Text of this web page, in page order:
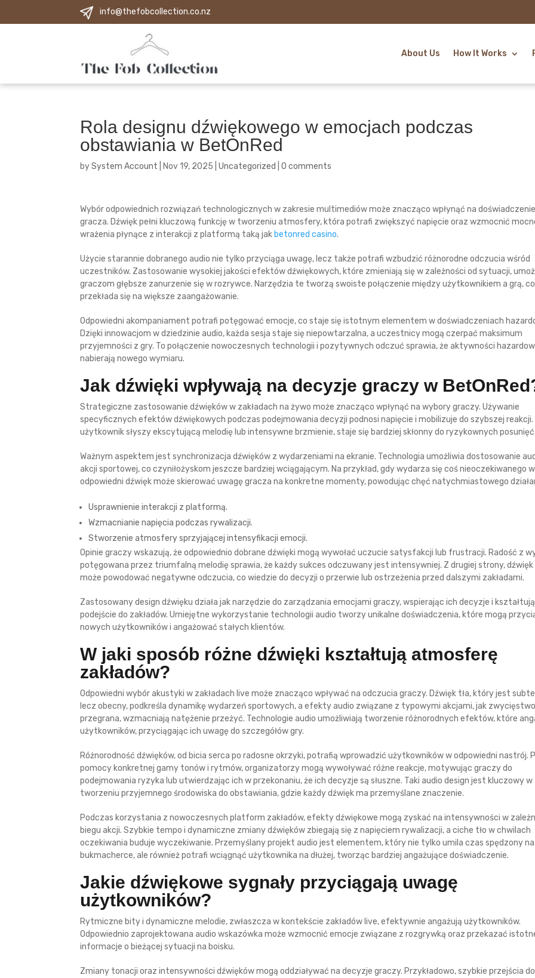
info@thefobcollection.co.nz
About Us How It Works
Rola designu dźwiękowego w emocjach podczas
obstawiania w BetOnRed
bySystem Account Nov 19, 2025 |Uncategorized |0 comments
Wybór odpowiednich rozwiązań technologicznych w zakresie multimediów może znacząco wpłynąć na doświadczenie
gracza. Dźwięk pełni kluczową funkcję w tworzeniu atmosfery, która potrafi zwiększyć napięcie oraz wzmocnić
wrażenia płynące z interakcji z platformą taką jak betonred casino.
Użycie starannie dobranego audio nie tylko przyciąga uwagę, lecz także potrafi wzbudzić różnorodne odczucia wśród
uczestników. Zastosowanie wysokiej jakości efektów dźwiękowych, które zmieniają się w zależności od sytuacji,
graczom głębsze zanurzenie się w rozrywce. Narzędzia te tworzą swoiste połączenie między użytkownikiem a grą, co
przekłada się na większe zaangażowanie.
Odpowiedni akompaniament potrafi potęgować emocje, co staje się istotnym elementem w doświadczeniach
Dzięki innowacjom w dziedzinie audio, każda sesja staje się niepowtarzalna, a uczestnicy mogą czerpać maksimum
przyjemności z gry. To połączenie nowoczesnych technologii i pozytywnych odczuć sprawia, że aktywności
nabierają nowego wymiaru.
Jak dźwięki wpływają na decyzje graczy w
Strategiczne zastosowanie dźwięków w zakładach na żywo może znacząco wpłynąć na wybory graczy. Używanie
specyficznych efektów dźwiękowych podczas podejmowania decyzji podnosi napięcie i mobilizuje do szybszej reakcji.
użytkownik słyszy ekscytującą melodię lub intensywne brzmienie, staje się bardziej skłonny do ryzykownych posunięć.
Ważnym aspektem jest synchronizacja dźwięków z wydarzeniami na ekranie. Technologia umożliwia dostosowanie
akcji sportowej, co czyniłożyskom jeszcze bardziej wciągającym. Na przykład, gdy wydarza się coś nieoczekiwanego
odpowiedni dźwięk może skierować uwagę gracza na konkretne momenty, powodując chęć natychmiastowego
Usprawnienie interakcji z platformą.
Wzmacnianie napięcia podczas rywalizacji.
Stworzenie atmosfery sprzyjającej intensyfikacji emocji.
Opinie graczy wskazują, że odpowiednio dobrane dźwięki mogą wywołać uczucie satysfakcji lub frustracji. Radość z
potęgowana przez triumfalną melodię sprawia, że każdy sukces odczuwany jest intensywniej. Z drugiej strony, dźwięk
może powodować negatywne odczucia, co wiedzie do decyzji o przerwie lub ostrzeżenia przed dalszymi zakładami.
Zastosowany design dźwięku działa jak narzędzie do zarządzania emocjami graczy, wspierając ich decyzje i
podejście do zakładów. Umiejętne wykorzystanie technologii audio tworzy unikalne doświadczenia, które mogą
nowych użytkowników i angażować stałych klientów.
W jaki sposób różne dźwięki kształtują atmosferę
zakładów?
Odpowiedni wybór akustyki w zakładach live może znacząco wpływać na odczucia graczy. Dźwięk tła, który jest
lecz obecny, podkreśla dynamikę wydarzeń sportowych, a efekty audio związane z typowymi akcjami, jak
przegrana, wzmacniają natężenie przeżyć. Technologie audio umożliwiają tworzenie różnorodnych efektów, które
użytkowników, przyciągając ich uwagę do szczegółów gry.
Różnorodność dźwięków, od bicia serca po radosne okrzyki, potrafią wprowadzić użytkowników w odpowiedni nastrój.
pomocy konkretnej gamy tonów i rytmów, organizatorzy mogą wywoływać różne reakcje, motywując graczy do
podejmowania ryzyka lub utwierdzając ich w przekonaniu, że ich decyzje są słuszne. Taki audio design jest kluczowy w
tworzeniu przyjemnego środowiska do obstawiania, gdzie każdy dźwięk ma przemyślane znaczenie.
Podczas korzystania z nowoczesnych platform zakładów, efekty dźwiękowe mogą zyskać na intensywności w
biegu akcji. Szybkie tempo i dynamiczne zmiany dźwięków zbiegają się z napięciem rywalizacji, a ciche tło w chwilach
oczekiwania buduje wyczekiwanie. Przemyślany projekt audio jest elementem, który nie tylko umila czas spędzony na
bukmacherce, ale również potrafi wciągnąć użytkownika na dłużej, tworząc bardziej angażujące doświadczenie.
Jakie dźwiękowe sygnały przyciągają uwagę
użytkowników?
Rytmiczne bity i dynamiczne melodie, zwłaszcza w kontekście zakładów live, efektywnie angażują użytkowników.
Odpowiednio zaprojektowana audio wskazówka może wzmocnić emocje związane z rozgrywką oraz przekazać
informacje o bieżącej sytuacji na boisku.
Zmiany tonacji oraz intensywności dźwięków mogą oddziaływać na decyzje graczy. Przykładowo, szybkie przejścia do